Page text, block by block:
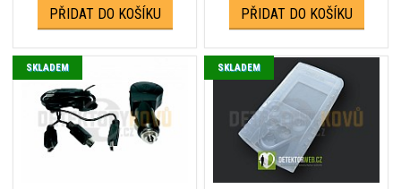
PŘIDAT DO KOŠÍKU PŘIDAT DO KOŠÍKU
SKLADEM SKLADEM